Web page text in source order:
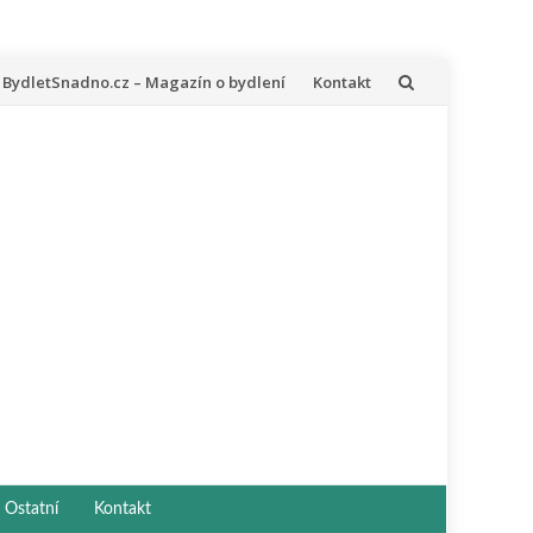
Přeskočit
BydletSnadno.cz – Magazín o bydlení Kontakt
Ostatní Kontakt